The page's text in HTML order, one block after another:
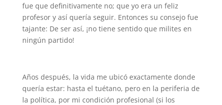
fue que definitivamente no; que yo era un feliz
profesor y así quería seguir. Entonces su consejo fue
tajante: De ser así, ¡no tiene sentido que milites en
ningún partido!
Años después, la vida me ubicó exactamente donde
quería estar: hasta el tuétano, pero en la periferia de
la política, por mi condición profesional (si los